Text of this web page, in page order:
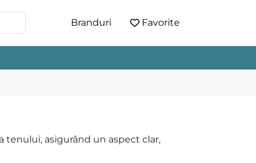
Branduri Favorite
asigurând un aspect clar,